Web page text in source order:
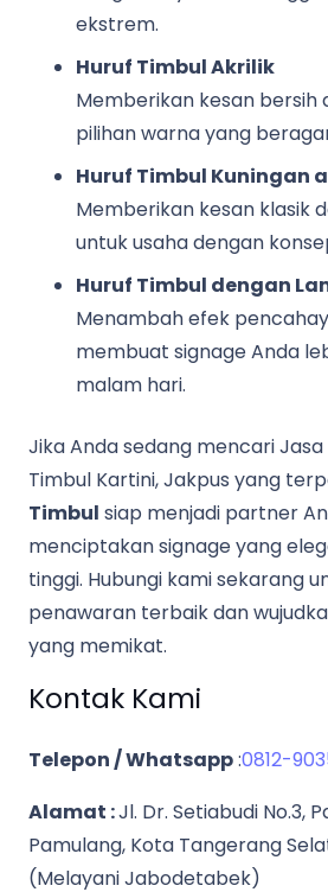
ekstrem.
Huruf Timbul Akrilik
Memberikan kesan bersih
pilihan warna yang
Huruf Timbul Kuningan
Memberikan kesan klasik
untuk usaha dengan
Huruf Timbul dengan
Menambah efek
membuat signage Anda
malam hari.
Jika Anda sedang mencari
Timbul Kartini, Jakpus yang
Timbul siap menjadi partner
menciptakan signage yang
tinggi. Hubungi kami sekarang
penawaran terbaik dan
yang memikat.
Kontak Kami
Telepon / Whatsapp:0812-
Alamat :Jl. Dr. Setiabudi No.3,
Pamulang, Kota Tangerang
(Melayani Jabodetabek)